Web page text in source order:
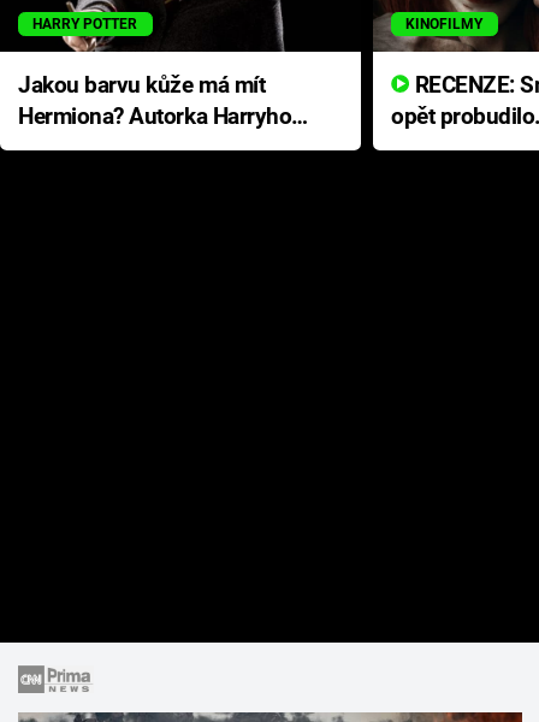
HARRY POTTER
Jakou barvu kůže má mít
Hermiona? Autorka Harryho
Pottera přišla s ráznou
KINOFILMY
opět
přichází s